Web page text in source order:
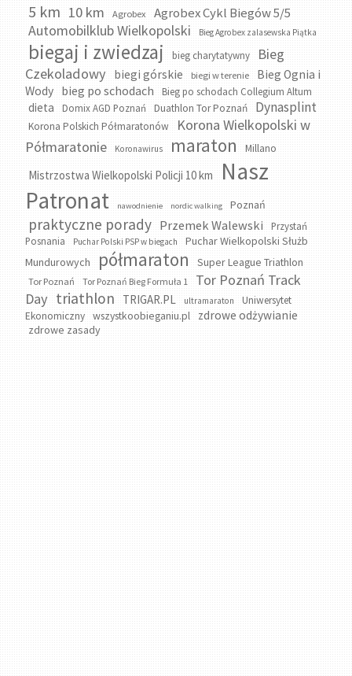
5 km 10 km Agrobex Agrobex Cykl Biegów 5/5
Automobilklub Wielkopolski Bieg Agrobex zalasewska Piątka
biegaj i zwiedzaj bieg charytatywny
Bieg
Czekoladowy
biegi górskie biegi w terenie
Bieg Ognia i
Wody bieg po schodach Bieg po schodach Collegium Altum
dieta Domix AGD Poznań Duathlon Tor Poznań Dynasplint
Korona Polskich Półmaratonów
Korona Wielkopolski w
Półmaratonie
Koronawirus maraton Millano
Mistrzostwa Wielkopolski Policji 10 km
Nasz
Patronat
nawodnienie nordic walking Poznań
praktyczne porady Przemek Walewski
Przystań
Posnania
Puchar Polski PSP w biegach
Puchar Wielkopolski Służb
Mundurowych
półmaraton Super League Triathlon
Tor Poznań Tor Poznań Bieg Formuła 1
Tor Poznań Track
Day triathlon TRIGAR.PL ultramaraton
Uniwersytet
Ekonomiczny
wszystkoobieganiu.pl zdrowe odżywianie
zdrowe zasady